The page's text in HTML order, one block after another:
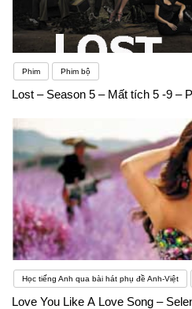
Phim Phim bộ
Lost – Season 5 – Mất tích 5 -9 –
Học tiếng Anh qua bài hát phụ đề Anh-Việt
Love You Like A Love Song –